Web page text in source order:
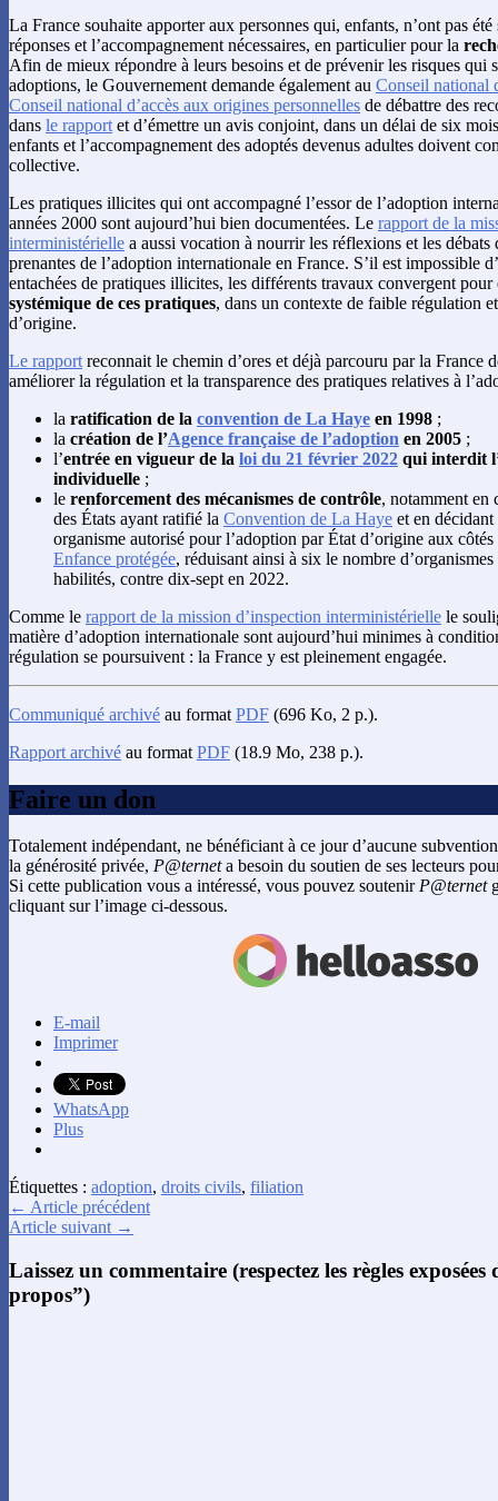
La France souhaite apporter aux personnes qui, enfants, n’ont pas
réponses et l’accompagnement nécessaires, en particulier pour la
Afin de mieux répondre à leurs besoins et de prévenir les risques qui
adoptions, le Gouvernement demande également au Conseil national
Conseil national d’accès aux origines personnelles de débattre des
dans le rapport et d’émettre un avis conjoint, dans un délai de six
enfants et l’accompagnement des adoptés devenus adultes doivent
collective.
Les pratiques illicites qui ont accompagné l’essor de l’adoption
années 2000 sont aujourd’hui bien documentées. Le rapport de la
interministérielle a aussi vocation à nourrir les réflexions et les débats
prenantes de l’adoption internationale en France. S’il est impossible
entachées de pratiques illicites, les différents travaux convergent
systémique de ces pratiques, dans un contexte de faible régulation
d’origine.
Le rapport reconnait le chemin d’ores et déjà parcouru par la France
améliorer la régulation et la transparence des pratiques relatives à
la ratification de la convention de La Haye en 1998 ;
la création de l’Agence française de l’adoption en 2005 ;
l’entrée en vigueur de la loi du 21 février 2022 qui interdit
individuelle ;
le renforcement des mécanismes de contrôle, notamment en
des États ayant ratifié la Convention de La Haye et en décidant
organisme autorisé pour l’adoption par État d’origine aux
Enfance protégée, réduisant ainsi à six le nombre
habilités, contre dix-sept en 2022.
Comme le rapport de la mission d’inspection interministérielle le
matière d’adoption internationale sont aujourd’hui minimes à
régulation se poursuivent : la France y est pleinement engagée.
Communiqué archivé au format PDF (696 Ko, 2 p.).
Rapport archivé au format PDF (18.9 Mo, 238 p.).
Faire un don
Totalement indépendant, ne bénéficiant à ce jour d’aucune
la générosité privée, P@terneta besoin du soutien de ses lecteurs
Si cette publication vous a intéressé, vous pouvez soutenirP@ternet
cliquant sur l’image ci-dessous.
E-mail
Imprimer
WhatsApp
Plus
Étiquettes : adoption, droits civils, filiation
← Article précédent
Article suivant →
Laissez un commentaire (respectez les règles
propos”)